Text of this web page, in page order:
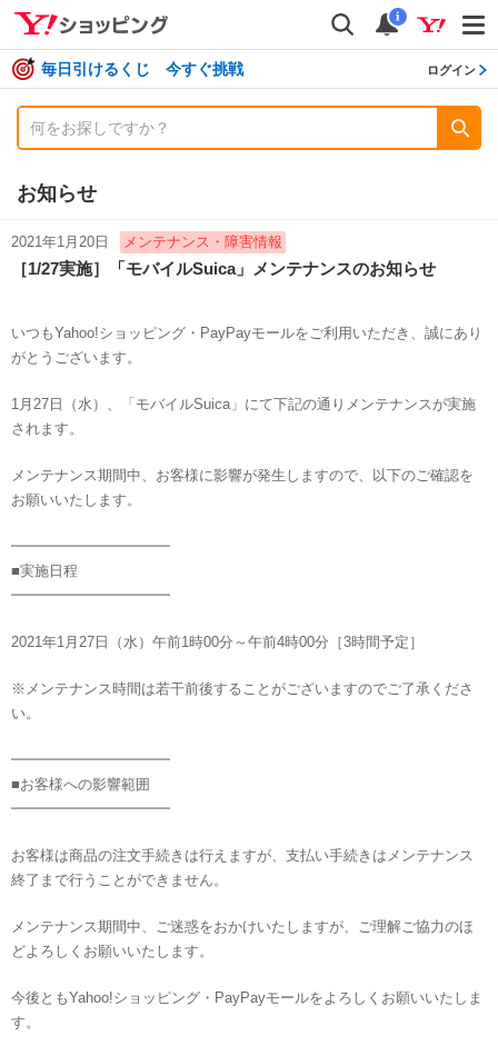
検索
通知
i
毎日引けるくじ 今すぐ挑戦 ログイン
お知らせ
2021年1月20日 メンテナンス・障害情報
［1/27実施］「モバイルSuica」メンテナンスのお知らせ
いつもYahoo!ショッピング・PayPayモールをご利用いただき、誠にあり
がとうございます。
1月27日（水）、「モバイルSuica」にて下記の通りメンテナンスが実施
されます。
メンテナンス期間中、お客様に影響が発生しますので、以下のご確認を
お願いいたします。
━━━━━━━━━━━
■実施日程
━━━━━━━━━━━
2021年1月27日（水）午前1時00分～午前4時00分［3時間予定］
※メンテナンス時間は若干前後することがございますのでご了承くださ
い。
━━━━━━━━━━━
■お客様への影響範囲
━━━━━━━━━━━
お客様は商品の注文手続きは行えますが、支払い手続きはメンテナンス
終了まで行うことができません。
メンテナンス期間中、ご迷惑をおかけいたしますが、ご理解ご協力のほ
どよろしくお願いいたします。
今後ともYahoo!ショッピング・PayPayモールをよろしくお願いいたしま
す。